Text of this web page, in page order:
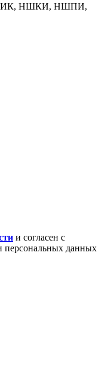
НИК, НШКИ, НШПИ,
и согласен с
персональных данных